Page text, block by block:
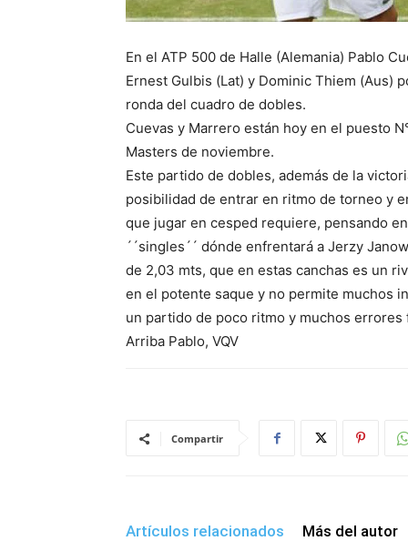
En el ATP 500 de Halle (Alemania) Pablo
Ernest Gulbis (Lat) y Dominic Thiem (Aus)
ronda del cuadro de dobles.
Cuevas y Marrero están hoy en el puesto
Masters de noviembre.
Este partido de dobles, además de la
posibilidad de entrar en ritmo de torneo y
que jugar en cesped requiere, pensando
´´singles´´ dónde enfrentará a Jerzy
de 2,03 mts, que en estas canchas es un
en el potente saque y no permite muchos
un partido de poco ritmo y muchos errores
Arriba Pablo, VQV
Compartir
Artículos relacionados Más del autor